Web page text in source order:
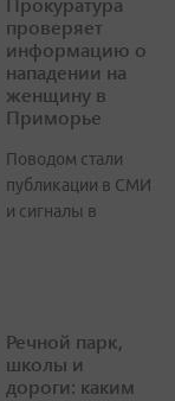
проверяет
информацию о
нападении на
женщину в
Приморье
Поводом стали
публикации в СМИ
и сигналы в
Речной парк,
школы и
дороги: каким